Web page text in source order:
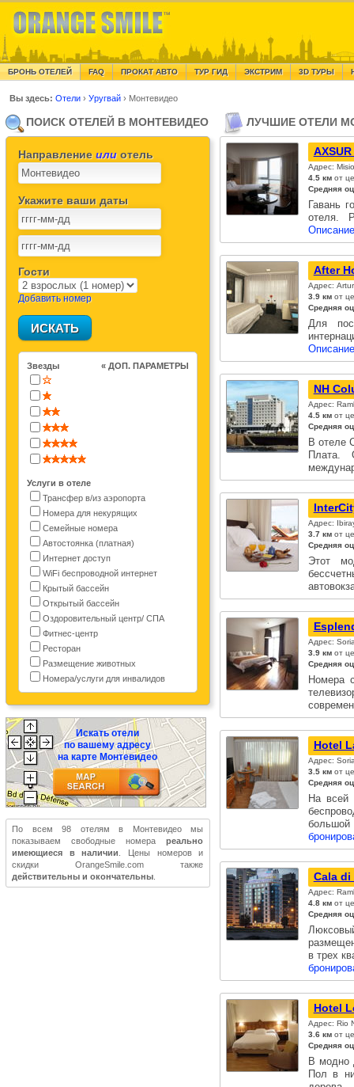
БРОНЬ ОТЕЛЕЙ FAQ ПРОКАТ АВТО ТУР ГИД ЭКСТРИМ 3D ТУРЫ
Вы здесь: Отели›Уругвай› Монтевидео
ПОИСК ОТЕЛЕЙ В МОНТЕВИДЕО
Направлениеилиотель
Укажите ваши даты
Гости
Добавить номер
Звезды « ДОП. ПАРАМЕТРЫ
Услуги в отеле
Трансфер в/из аэропорта
Номера для некурящих
Семейные номера
Автостоянка (платная)
Интернет доступ
WiFi беспроводной интернет
Крытый бассейн
Открытый бассейн
Оздоровительный центр/ СПА
Фитнес-центр
Ресторан
Размещение животных
Номера/услуги для инвалидов
Искать отели
по вашему адресу
на карте Монтевидео
По всем 98 отелям в Монтевидео мы
показываем свободные номерареально
имеющиеся в наличии
. Цены номеров и
скидки OrangeSmile.com также
действительны и окончательны
ЛУЧШИЕ ОТЕЛИ
Адрес:
4.5 кмот
Средняя
Гавань
отеля.
After
Адрес:
3.9 кмот
Средняя
Для
NH
Адрес:
4.5 кмот
Средняя
В отеле
Плата.
Адрес:
3.7 кмот
Средняя
Этот
Адрес:
3.9 кмот
Средняя
Номера
Hotel
Адрес:
3.5 кмот
Средняя
На всей
Cala
Адрес:
4.8 кмот
Средняя
в трех
Hotel
Адрес: Rio
3.6 кмот
Средняя
В модно
Пол в